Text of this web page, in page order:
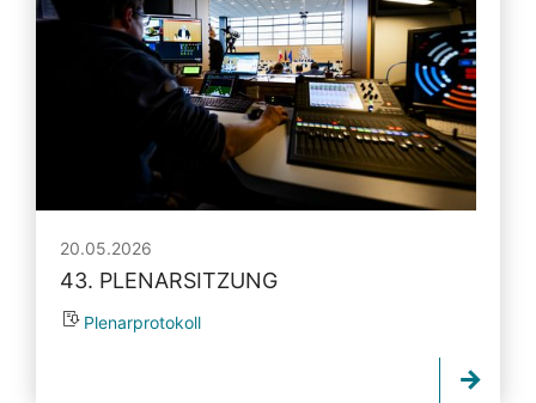
20.05.2026
43. PLENARSITZUNG
Plenarprotokoll